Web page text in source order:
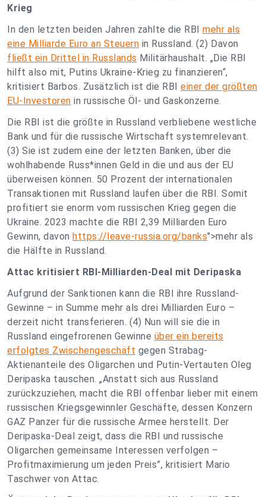
Krieg
In den letzten beiden Jahren zahlte die RBI mehr als
eine Milliarde Euro an Steuern in Russland. (2) Davon
fließt ein Drittel in Russlands Militärhaushalt. „Die RBI
hilft also mit, Putins Ukraine-Krieg zu finanzieren“,
kritisiert Barbos. Zusätzlich ist die RBI einer der größten
EU-Investoren in russische Öl- und Gaskonzerne.
Die RBI ist die größte in Russland verbliebene westliche
Bank und für die russische Wirtschaft systemrelevant.
(3) Sie ist zudem eine der letzten Banken, über die
wohlhabende Russ*innen Geld in die und aus der EU
überweisen können. 50 Prozent der internationalen
Transaktionen mit Russland laufen über die RBI. Somit
profitiert sie enorm vom russischen Krieg gegen die
Ukraine. 2023 machte die RBI 2,39 Milliarden Euro
Gewinn, davon https://leave-russia.org/banks">mehr als
die Hälfte in Russland.
Attac kritisiert RBI-Milliarden-Deal mit Deripaska
Aufgrund der Sanktionen kann die RBI ihre Russland-
Gewinne – in Summe mehr als drei Milliarden Euro –
derzeit nicht transferieren. (4) Nun will sie die in
Russland eingefrorenen Gewinne über ein bereits
erfolgtes Zwischengeschäft gegen Strabag-
Aktienanteile des Oligarchen und Putin-Vertauten Oleg
Deripaska tauschen. „Anstatt sich aus Russland
zurückzuziehen, macht die RBI offenbar lieber mit einem
russischen Kriegsgewinnler Geschäfte, dessen Konzern
GAZ Panzer für die russische Armee herstellt. Der
Deripaska-Deal zeigt, dass die RBI und russische
Oligarchen gemeinsame Interessen verfolgen –
Profitmaximierung um jeden Preis”, kritisiert Mario
Taschwer von Attac.